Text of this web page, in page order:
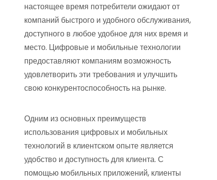
настоящее время потребители ожидают от
компаний быстрого и удобного обслуживания,
доступного в любое удобное для них время и
место. Цифровые и мобильные технологии
предоставляют компаниям возможность
удовлетворить эти требования и улучшить
свою конкурентоспособность на рынке.
Одним из основных преимуществ
использования цифровых и мобильных
технологий в клиентском опыте является
удобство и доступность для клиента. С
помощью мобильных приложений, клиенты